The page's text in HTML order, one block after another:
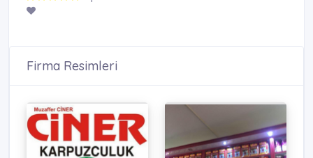
Firma Resimleri